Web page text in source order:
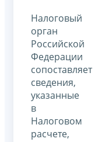
Налоговый
орган
Российской
Федерации
сопоставляет
сведения,
указанные
в
Налоговом
расчете,